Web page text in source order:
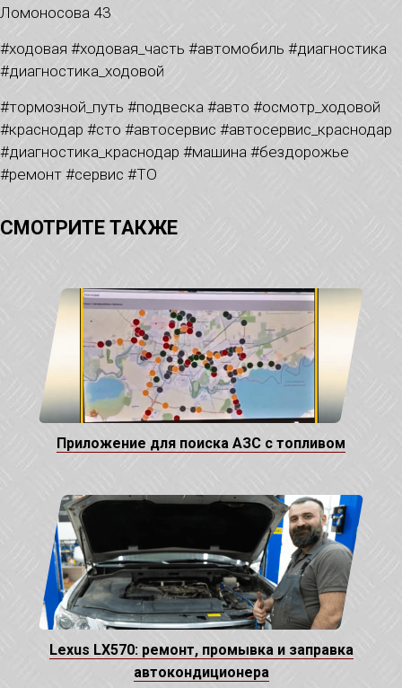
Ломоносова 43
#ходовая #ходовая_часть #автомобиль #диагностика
#диагностика_ходовой
#тормозной_путь #подвеска #авто #осмотр_ходовой
#краснодар #сто #автосервис #автосервис_краснодар
#диагностика_краснодар #машина #бездорожье
#ремонт #сервис #ТО
СМОТРИТЕ ТАКЖЕ
Приложение для поиска АЗС с топливом
Lexus LX570: ремонт, промывка и заправка
автокондиционера